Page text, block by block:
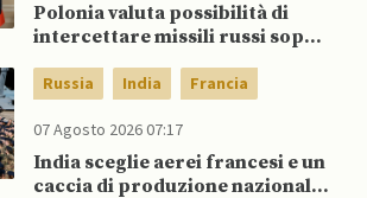
Polonia valuta possibilità di
intercettare missili russi sopra
aereo NATO
Russia India Francia
07 Agosto 2026 07:17
India sceglie aerei francesi e un
caccia di produzione nazionale,